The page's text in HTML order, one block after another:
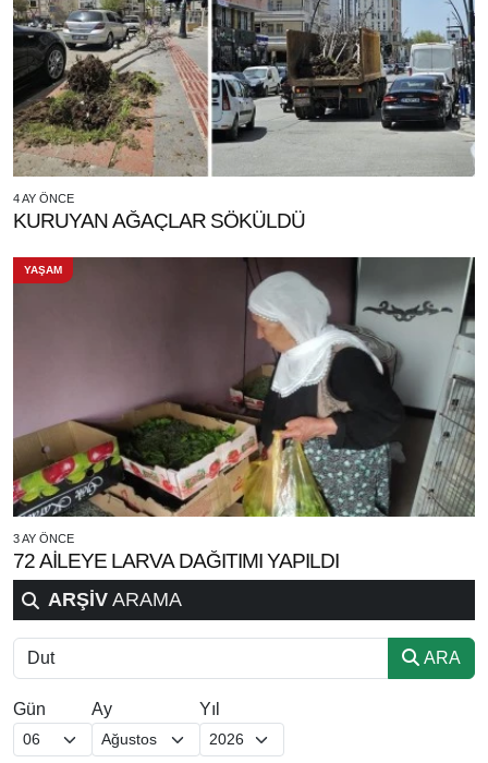
4 AY ÖNCE
KURUYAN AĞAÇLAR SÖKÜLDÜ
YAŞAM
3 AY ÖNCE
72 AİLEYE LARVA DAĞITIMI YAPILDI
ARŞİV ARAMA
ARA
Gün Ay Yıl